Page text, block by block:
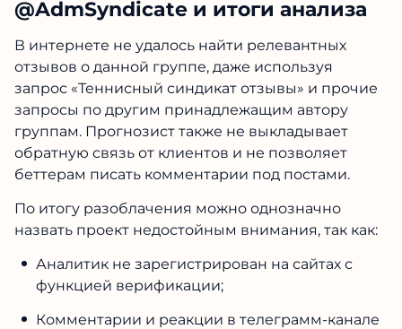
@AdmSyndicate и итоги анализа
В интернете не удалось найти релевантных
отзывов о данной группе, даже используя
запрос «Теннисный синдикат отзывы» и прочие
запросы по другим принадлежащим автору
группам. Прогнозист также не выкладывает
обратную связь от клиентов и не позволяет
беттерам писать комментарии под постами.
По итогу разоблачения можно однозначно
назвать проект недостойным внимания, так как:
Аналитик не зарегистрирован на сайтах с
функцией верификации;
Комментарии и реакции в телеграмм-канале